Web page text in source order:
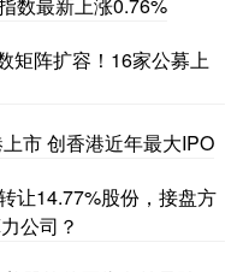
矩阵扩容！16家公募上
市 创香港近年最大IPO
让14.77%股份，接盘方
公司？